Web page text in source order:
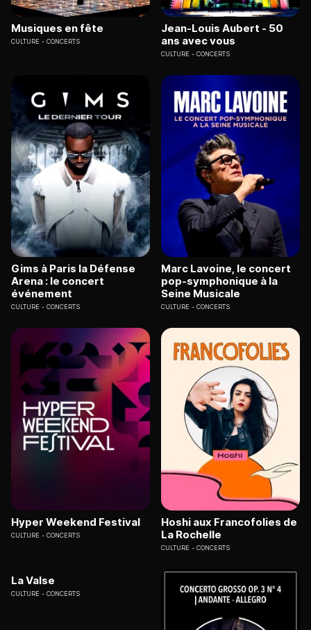
Musiques en fête
CULTURE CONCERTS
Jean-Louis Aubert - 50
ans avec vous
CULTURE CONCERTS
Gims à Paris la Défense
Arena : le concert
événement
CULTURE CONCERTS
Marc Lavoine, le concert
pop-symphonique à la
Seine Musicale
CULTURE CONCERTS
Hyper Weekend Festival
CULTURE CONCERTS
Hoshi aux Francofolies de
La Rochelle
CULTURE CONCERTS
La Valse
CULTURE CONCERTS